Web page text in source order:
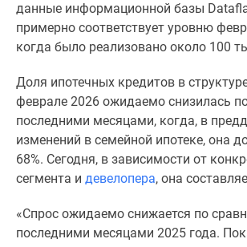
комнатные
Готовые
новостройки
комнатные
Военная
ипотека
Новостройки
Санкт-
данные информационной базы
примерно соответствует уровню
когда было реализовано около 100
Доля ипотечных кредитов в
феврале 2026 ожидаемо снизилась
последними месяцами, когда, в
изменений в семейной ипотеке, она
68%. Сегодня, в зависимости от
сегмента и девелопера, она
«Спрос ожидаемо снижается по
последними месяцами 2025 года.